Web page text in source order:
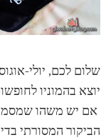
שלום לכם, יולי-
יוצא בהמוניו
אם יש משהו שמסמן
הביקור המסורתי